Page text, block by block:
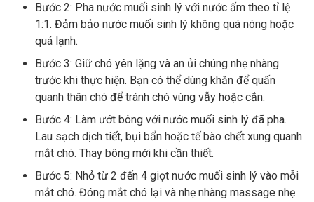
Bước 2: Pha nước muối sinh lý với nước ấm theo tỉ lệ
1:1. Đảm bảo nước muối sinh lý không quá nóng hoặc
quá lạnh.
Bước 3: Giữ chó yên lặng và an ủi chúng nhẹ nhàng
trước khi thực hiện. Bạn có thể dùng khăn để quấn
quanh thân chó để tránh chó vùng vẫy hoặc cắn.
Bước 4: Làm ướt bông với nước muối sinh lý đã pha.
Lau sạch dịch tiết, bụi bẩn hoặc tế bào chết xung quanh
mắt chó. Thay bông mới khi cần thiết.
Bước 5: Nhỏ từ 2 đến 4 giọt nước muối sinh lý vào mỗi
mắt chó. Đóng mắt chó lại và nhẹ nhàng massage nhẹ